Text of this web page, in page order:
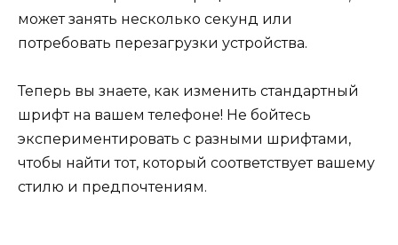
может занять несколько секунд или
потребовать перезагрузки устройства.
Теперь вы знаете, как изменить стандартный
шрифт на вашем телефоне! Не бойтесь
экспериментировать с разными шрифтами,
чтобы найти тот, который соответствует вашему
стилю и предпочтениям.